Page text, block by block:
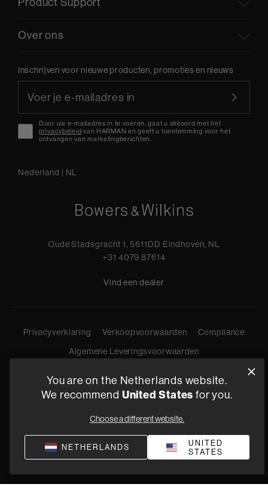
Over ons
Inschrijven voor nieuwe producten, promoties en nieuws
Door uw e-mailadres in te voeren, gaat u akkoord met het
privacybeleid van HARMAN en geeft u toestemming voor het
ontvangen van marketingberichten.
Nederland | NL
Oude Stadsgracht 1, 5611DD Eindhoven, NL
+31 4079 87614
Vind een dealer
Privacyverklaring Verkoopvoorwaarden
Compliance
Algemene Leveringsvoorwaarden
rights reserved.
You are on the Netherlands website.
We recommend United States for you.
Choose a different website.
NETHERLANDS
UNITED
STATES